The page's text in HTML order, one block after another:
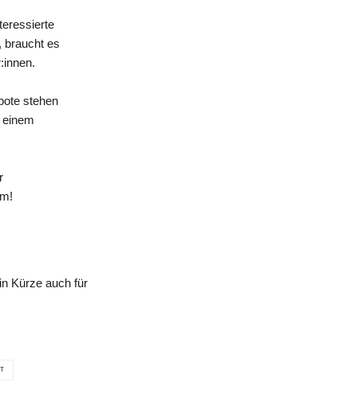
braucht es
stehen
Kürze auch für